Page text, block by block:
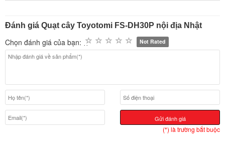
Đánh giá Quạt cây Toyotomi FS-DH30P nội địa Nhật
Chọn đánh giá của bạn: Not Rated
Gửi đánh giá
(*) là trường bắt buộc